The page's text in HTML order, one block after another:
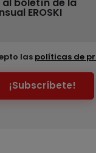
EROSKI
las políticas de
¡Subscríbete!